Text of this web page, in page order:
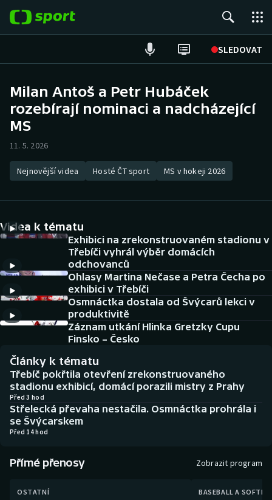
SLEDOVAT
Hokej
Atletika
DALŠÍ SPORTY
Americký fotbal
Baseball a softbal
Boby a skeleton
Box
Curling
Dostihy
Florbal
NEPŘEHLÉDNĚTE
Historické návraty
Aplikace ČT sport
AZ kvíz
Milan Antoš a Petr Hubáček
rozebírají nominaci a nadcházející
MS
11. 5. 2026
Nejnovější videa Hosté ČT sport MS v hokeji 2026
Videa k tématu
Exhibici na zrekonstruovaném stadionu v
Třebíči vyhrál výběr domácích
odchovanců
Ohlasy Martina Nečase a Petra Čecha po
exhibici v Třebíči
Osmnáctka dostala od Švýcarů lekci v
produktivitě
Záznam utkání Hlinka Gretzky Cupu
Finsko – Česko
Články k tématu
Třebíč pokřtila otevření zrekonstruovaného
stadionu exhibicí, domácí porazili mistry z Prahy
Před 3 hod
Střelecká převaha nestačila. Osmnáctka prohrála i
se Švýcarskem
Před 14 hod
Přímé přenosy Zobrazit program
OSTATNÍ BASEBALL A